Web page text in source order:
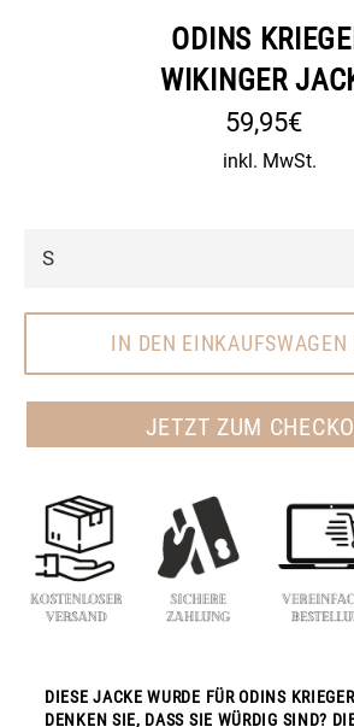
ODINS
WIKINGER
Normaler
Preis
59,95€
inkl. MwSt.
IN DEN EINKAUFSWAGEN
JETZT ZUM
DIESE JACKE WURDE FÜR ODINS
DENKEN SIE, DASS SIE WÜRDIG SIND?